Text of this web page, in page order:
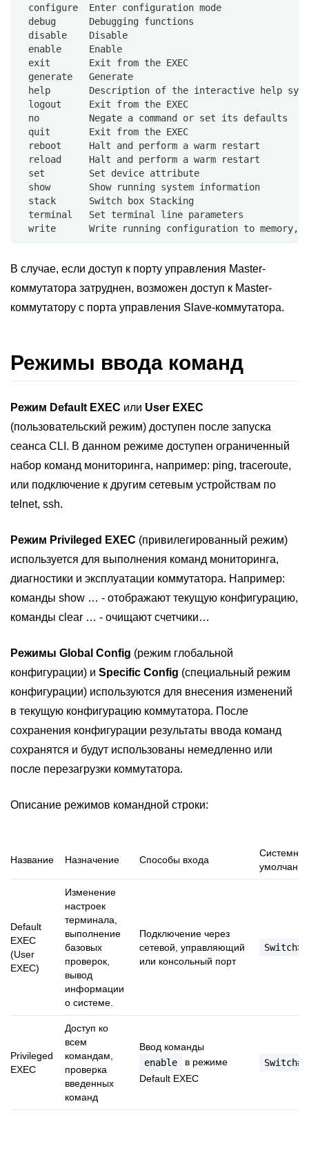
  configure  Enter configuration mode
  debug      Debugging functions
  disable    Disable
  enable     Enable
  exit       Exit from the EXEC
  generate   Generate
help       Description of the interactive help
  logout     Exit from the EXEC
  no         Negate a command or set its defaults
  quit       Exit from the EXEC
  reboot     Halt and perform a warm restart
  reload     Halt and perform a warm restart
  set        Set device attribute
  show       Show running system information
  stack      Switch box Stacking
  terminal   Set terminal line parameters
write      Write running configuration to memory,
В случае, если доступ к порту управления Master-
коммутатора затруднен, возможен доступ к Master-
коммутатору с порта управления Slave-коммутатора.
Режимы ввода команд
Режим Default EXEC или User EXEC
(пользовательский режим) доступен после запуска
сеанса CLI. В данном режиме доступен ограниченный
набор команд мониторинга, например: ping, traceroute,
или подключение к другим сетевым устройствам по
telnet, ssh.
Режим Privileged EXEC (привилегированный режим)
используется для выполнения команд мониторинга,
диагностики и эксплуатации коммутатора. Например:
команды show … - отображают текущую конфигурацию,
команды clear … - очищают счетчики…
Режимы Global Config (режим глобальной
конфигурации) и Specific Config (специальный режим
конфигурации) используются для внесения изменений
в текущую конфигурацию коммутатора. После
сохранения конфигурации результаты ввода команд
сохранятся и будут использованы немедленно или
после перезагрузки коммутатора.
Описание режимов командной строки:
Название Назначение Способы входа
Default
EXEC
(User
EXEC)
Изменение
настроек
терминала,
выполнение
базовых
проверок,
вывод
информации
о системе.
Подключение через
сетевой, управляющий
или консольный порт
Switch>
Privileged
EXEC
Доступ ко
всем
командам,
проверка
введенных
команд
Ввод команды
enable
в режиме
Default EXEC
Switch#